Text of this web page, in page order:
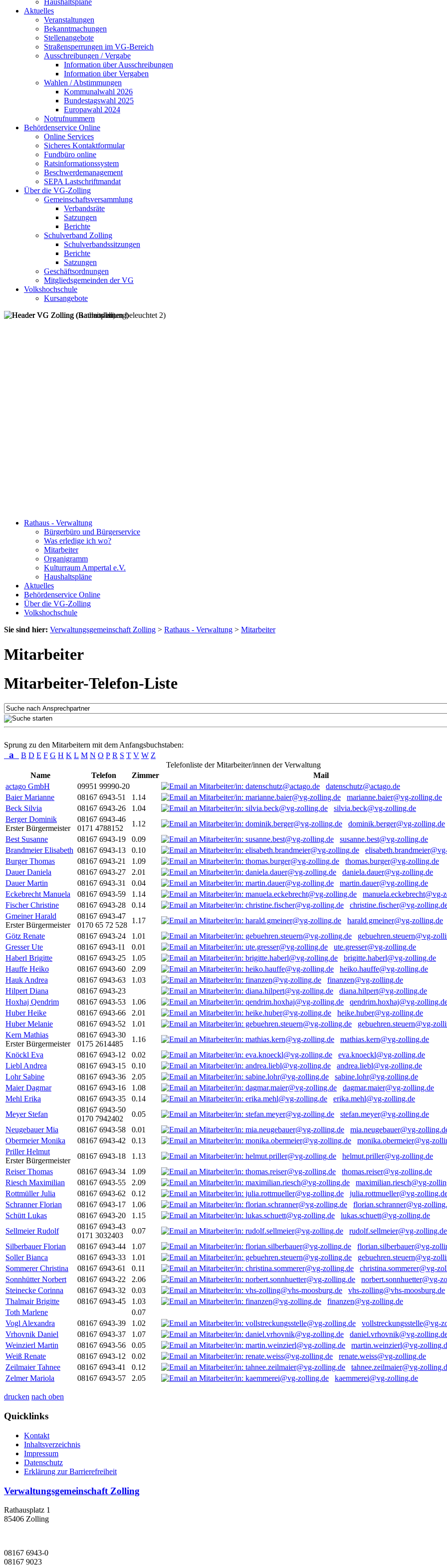
Haushaltspläne
Aktuelles
Veranstaltungen
Bekanntmachungen
Stellenangebote
Straßensperrungen im VG-Bereich
Ausschreibungen / Vergabe
Information über Ausschreibungen
Information über Vergaben
Wahlen / Abstimmungen
Kommunalwahl 2026
Bundestagswahl 2025
Europawahl 2024
Notrufnummern
Behördenservice Online
Online Services
Sicheres Kontaktformular
Fundbüro online
Ratsinformationssystem
Beschwerdemanagement
SEPA Lastschriftmandat
Über die VG-Zolling
Gemeinschaftsversammlung
Verbandsräte
Satzungen
Berichte
Schulverband Zolling
Schulverbandssitzungen
Berichte
Satzungen
Geschäftsordnungen
Mitgliedsgemeinden der VG
Volkshochschule
Kursangebote
Rathaus - Verwaltung
Bürgerbüro und Bürgerservice
Was erledige ich wo?
Mitarbeiter
Organigramm
Kulturraum Ampertal e.V.
Haushaltspläne
Aktuelles
Behördenservice Online
Über die VG-Zolling
Volkshochschule
Sie sind hier: Verwaltungsgemeinschaft Zolling > Rathaus - Verwaltung > Mitarbeiter
Mitarbeiter
Mitarbeiter-Telefon-Liste
Sprung zu den Mitarbeitern mit dem Anfangsbuchstaben:
a B D E F G H K L M N O P R S T V W Z
Telefonliste der Mitarbeiter/innen der Verwaltung
Name
Telefon Zimmer
Mail
actago GmbH
09951 99990-20
datenschutz@actago.de
Baier Marianne
08167 6943-51 1.14
marianne.baier@vg-zolling.de
Beck Silvia
08167 6943-26 1.04
silvia.beck@vg-zolling.de
Berger Dominik
Erster Bürgermeister
08167 6943-46
0171 4788152
1.12
dominik.berger@vg-zolling.de
Best Susanne
08167 6943-19 0.09
susanne.best@vg-zolling.de
Brandmeier Elisabeth 08167 6943-13 0.10
Burger Thomas
08167 6943-21 1.09
thomas.burger@vg-zolling.de
Dauer Daniela
08167 6943-27 2.01
daniela.dauer@vg-zolling.de
Dauer Martin
08167 6943-31 0.04
martin.dauer@vg-zolling.de
Eckebrecht Manuela
08167 6943-59 1.14
manuela.eckebrecht@vg-
Fischer Christine
08167 6943-28 0.14
christine.fischer@vg-
Gmeiner Harald
Erster Bürgermeister
08167 6943-47
0170 65 72 528
1.17
harald.gmeiner@vg-zolling.de
Götz Renate
08167 6943-24 1.01
gebuehren.steuern@vg-
Gresser Ute
08167 6943-11 0.01
ute.gresser@vg-zolling.de
Haberl Brigitte
08167 6943-25 1.05
brigitte.haberl@vg-zolling.de
Hauffe Heiko
08167 6943-60 2.09
heiko.hauffe@vg-zolling.de
Hauk Andrea
08167 6943-63 1.03
finanzen@vg-zolling.de
Hilpert Diana
08167 6943-23
diana.hilpert@vg-zolling.de
Hoxhaj Qendrim
08167 6943-53 1.06
qendrim.hoxhaj@vg-
Huber Heike
08167 6943-66 2.01
heike.huber@vg-zolling.de
Huber Melanie
08167 6943-52 1.01
gebuehren.steuern@vg-
Kern Mathias
Erster Bürgermeister
08167 6943-30
0175 2614485
1.16
mathias.kern@vg-zolling.de
Knöckl Eva
08167 6943-12 0.02
eva.knoeckl@vg-zolling.de
Liebl Andrea
08167 6943-15 0.10
andrea.liebl@vg-zolling.de
Lohr Sabine
08167 6943-36 2.05
sabine.lohr@vg-zolling.de
Maier Dagmar
08167 6943-16 1.08
dagmar.maier@vg-zolling.de
Mehl Erika
08167 6943-35 0.14
erika.mehl@vg-zolling.de
Meyer Stefan
08167 6943-50
0170 7942402
0.05
stefan.meyer@vg-zolling.de
Neugebauer Mia
08167 6943-58 0.01
mia.neugebauer@vg-
Obermeier Monika
08167 6943-42 0.13
monika.obermeier@vg-
Priller Helmut
Erster Bürgermeister
08167 6943-18 1.13
helmut.priller@vg-zolling.de
Reiser Thomas
08167 6943-34 1.09
thomas.reiser@vg-zolling.de
Riesch Maximilian
08167 6943-55 2.09
maximilian.riesch@vg-
Rottmüller Julia
08167 6943-62 0.12
julia.rottmueller@vg-
Schranner Florian
08167 6943-17 1.06
florian.schranner@vg-
Schütt Lukas
08167 6943-20 1.15
lukas.schuett@vg-zolling.de
Sellmeier Rudolf
08167 6943-43
0171 3032403
0.07
rudolf.sellmeier@vg-zolling.de
Silberbauer Florian
08167 6943-44 1.07
florian.silberbauer@vg-
Soller Bianca
08167 6943-33 1.01
gebuehren.steuern@vg-
Sommerer Christina
08167 6943-61 0.11
christina.sommerer@vg-
Sonnhütter Norbert
08167 6943-22 2.06
norbert.sonnhuetter@vg-
Steinecke Corinna
08167 6943-32 0.03
vhs-zolling@vhs-moosburg.de
Thalmair Brigitte
08167 6943-45 1.03
finanzen@vg-zolling.de
Toth Marlene
0.07
Vogl Alexandra
08167 6943-39 1.02
vollstreckungsstelle@vg-
Vrhovnik Daniel
08167 6943-37 1.07
daniel.vrhovnik@vg-
Weinzierl Martin
08167 6943-56 0.05
martin.weinzierl@vg-
Weiß Renate
08167 6943-12 0.02
renate.weiss@vg-zolling.de
Zeilmaier Tahnee
08167 6943-41 0.12
tahnee.zeilmaier@vg-
Zelmer Mariola
08167 6943-57 2.05 kaemmerei@vg-zolling.de
drucken nach oben
Quicklinks
Kontakt
Inhaltsverzeichnis
Impressum
Datenschutz
Erklärung zur Barrierefreiheit
Verwaltungsgemeinschaft Zolling
Rathausplatz 1
85406 Zolling
08167 6943-0
08167 9023